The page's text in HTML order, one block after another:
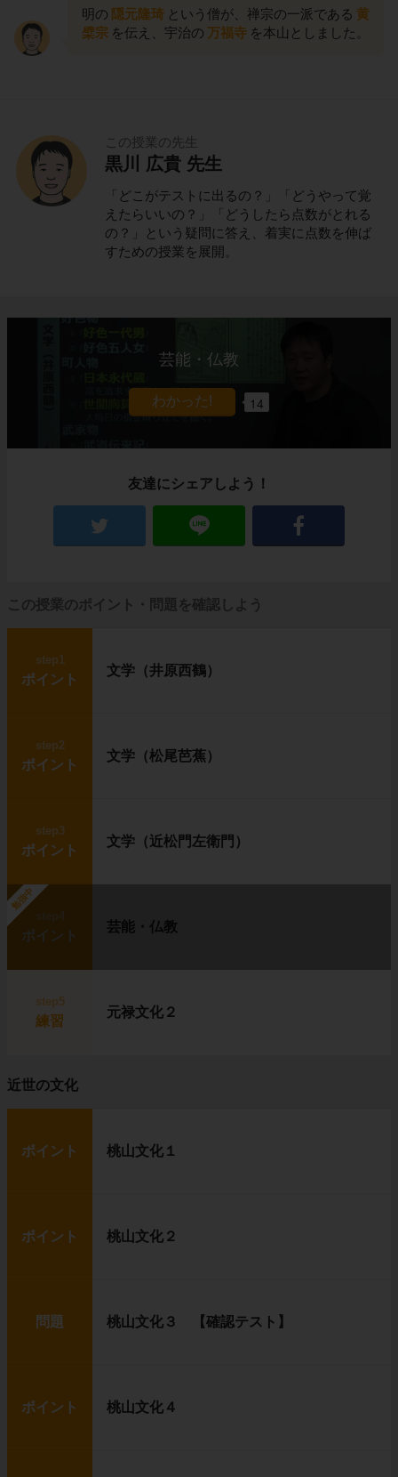
明の 隠元隆琦 という僧が、禅宗の一派である 黄
檗宗 を伝え、宇治の 万福寺 を本山としました。
この授業の先生
黒川 広貴 先生
「どこがテストに出るの？」「どうやって覚
えたらいいの？」「どうしたら点数がとれる
の？」という疑問に答え、着実に点数を伸ば
すための授業を展開。
芸能・仏教
14
友達にシェアしよう！
この授業のポイント・問題を確認しよう
step1
ポイント
文学（井原西鶴）
step2
ポイント
文学（松尾芭蕉）
step3
ポイント
文学（近松門左衛門）
勉強中
ポイント
芸能・仏教
step5
練習
元禄文化２
近世の文化
ポイント 桃山文化１
ポイント 桃山文化２
問題 桃山文化３ 【確認テスト】
ポイント 桃山文化４